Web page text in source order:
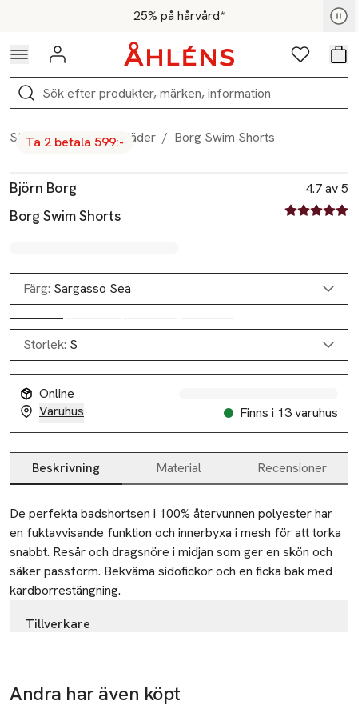
Hoppa till navigationsmenyn25% på hårvård*
För medlemmar - Shoppa nu
Logga in Favoriter
Sök
Start / Herr / Badkläder / Borg Swim Shorts
Ta 2 betala 599:-
Björn Borg
Borg Swim Shorts
4.7 av 5
4.7 av fem
Färg: Sargasso Sea
Storlek: S
Online
Varuhus
Finns i 13 varuhus
Beskrivning Material Recensioner
Beskrivning
De perfekta badshortsen i 100% återvunnen polyester har
en fuktavvisande funktion och innerbyxa i mesh för att torka
snabbt. Resår och dragsnöre i midjan som ger en skön och
säker passform. Bekväma sidofickor och en ficka bak med
kardborrestängning.
Tillverkare
169 70 Solna
Sweden
Andra har även köpt
Gåva på
Gåva på
köpet